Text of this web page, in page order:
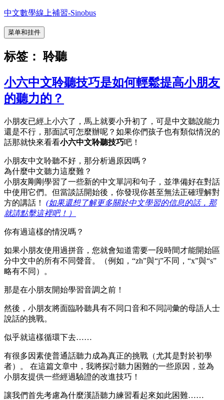
跳
内
中文數學線上補習-Sinobus
菜单和挂件
标签：聆聽
小六中文聆聽技巧是如何輕鬆提高小朋友
的聽力的？
小朋友已經上小六了，馬上就要小升初了，可是中文聽說能力
還是不行，那面試可怎麼辦呢？如果你們孩子也有類似情況的
話那就快來看看小六中文聆聽技巧吧！
小朋友中文聆聽不好，那分析過原因嗎？
為什麼中文聽力這麼難？
小朋友剛剛學習了一些新的中文單詞和句子，並準備好在對話
中使用它們。但當談話開始後，你發現你甚至無法正確理解對
方的講話！ (如果還想了解更多關於中文學習的信息的話，那
就請點擊這裡吧！）
你有過這樣的情況嗎？
如果小朋友使用過拼音，您就會知道需要一段時間才能開始區
分中文中的所有不同聲音。（例如，“zh”與“j”不同，“x”與“s”
略有不同）。
那是在小朋友開始學習音調之前！
然後，小朋友將面臨聆聽具有不同口音和不同詞彙的母語人士
說話的挑戰。
似乎就這樣循環下去……
有很多因素使普通話聽力成為真正的挑戰（尤其是對於初學
者）。 在這篇文章中，我將探討聽力困難的一些原因，並為
小朋友提供一些經過驗證的改進技巧！
讓我們首先考慮為什麼漢語聽力練習看起來如此困難……